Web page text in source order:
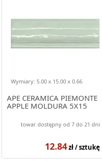
APE CERAMICA PIEMONTE
APPLE MOLDURA 5X15
Wymiary: 5.00 x 15.00 x 0.66
towar dostępny od 7 do 21 dni
12.84zł / sztukę